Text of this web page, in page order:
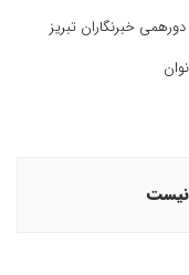
خبرنگاران تبریز